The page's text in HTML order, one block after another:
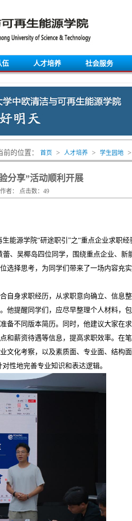
伍 人才培养 社会服务
前的位置： 首页 > 人才培养 > 学生园地
分享”活动顺利开展
者： 点击数： 49
能源学院“研途职引”之“重点企业求职经
、吴椰岛四位同学，围绕重点企业、新
选择思考，为同学们带来了一场内容充实
自身求职经历，从求职意向确立、信息整
他提醒同学们，应尽早整理个人材料，
备不同版本简历。同时，他建议大家在
和薪资待遇等信息，提高求职效率。在
文化考察，以及素质面、专业面、结构面
性地完善专业知识和表达逻辑。